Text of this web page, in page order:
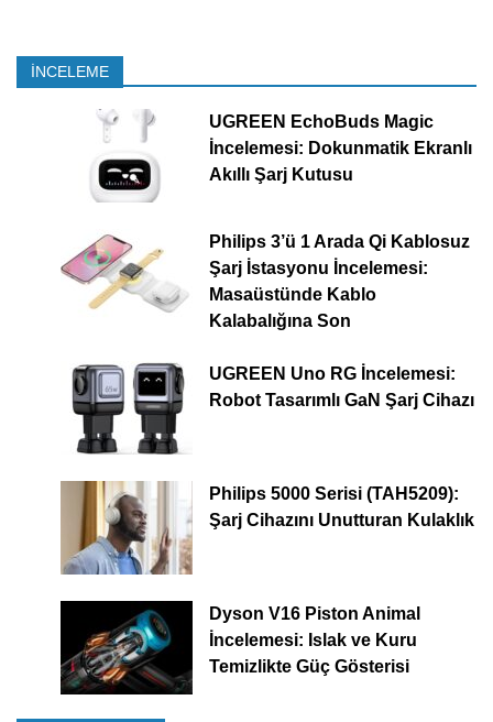
İNCELEME
UGREEN EchoBuds Magic
İncelemesi: Dokunmatik Ekranlı
Akıllı Şarj Kutusu
Philips 3’ü 1 Arada Qi Kablosuz
Şarj İstasyonu İncelemesi:
Masaüstünde Kablo
Kalabalığına Son
UGREEN Uno RG İncelemesi:
Robot Tasarımlı GaN Şarj Cihazı
Philips 5000 Serisi (TAH5209):
Şarj Cihazını Unutturan Kulaklık
Dyson V16 Piston Animal
İncelemesi: Islak ve Kuru
Temizlikte Güç Gösterisi